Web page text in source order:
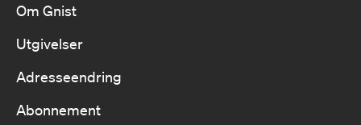
Om Gnist
Utgivelser
Adresseendring
Abonnement